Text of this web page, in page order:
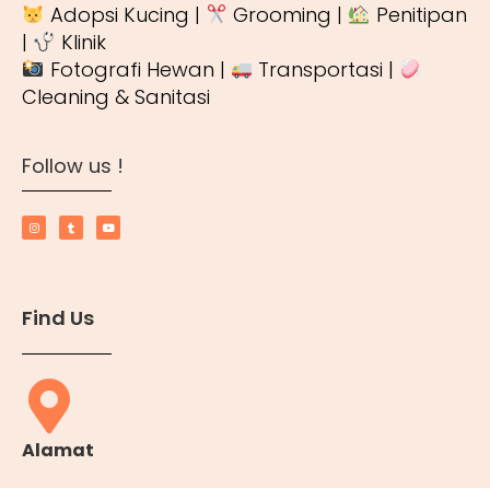
Adopsi Kucing |
Grooming |
Penitipan
|
Klinik
Fotografi Hewan |
Transportasi |
Cleaning & Sanitasi
Follow us !
Find Us
Alamat